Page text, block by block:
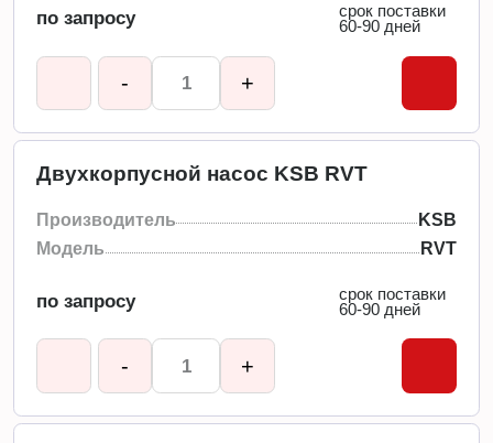
по запросу
срок поставки
60-90 дней
- +
Двухкорпусной насос KSB RVT
Производитель
KSB
Модель
RVT
по запросу
срок поставки
60-90 дней
- +